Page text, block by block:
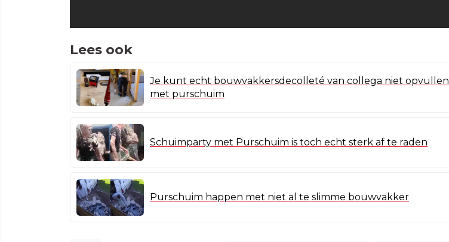
Lees ook
Je kunt echt bouwvakkersdecolleté van collega niet opvullen
met purschuim
Schuimparty met Purschuim is toch echt sterk af te raden
Purschuim happen met niet al te slimme bouwvakker